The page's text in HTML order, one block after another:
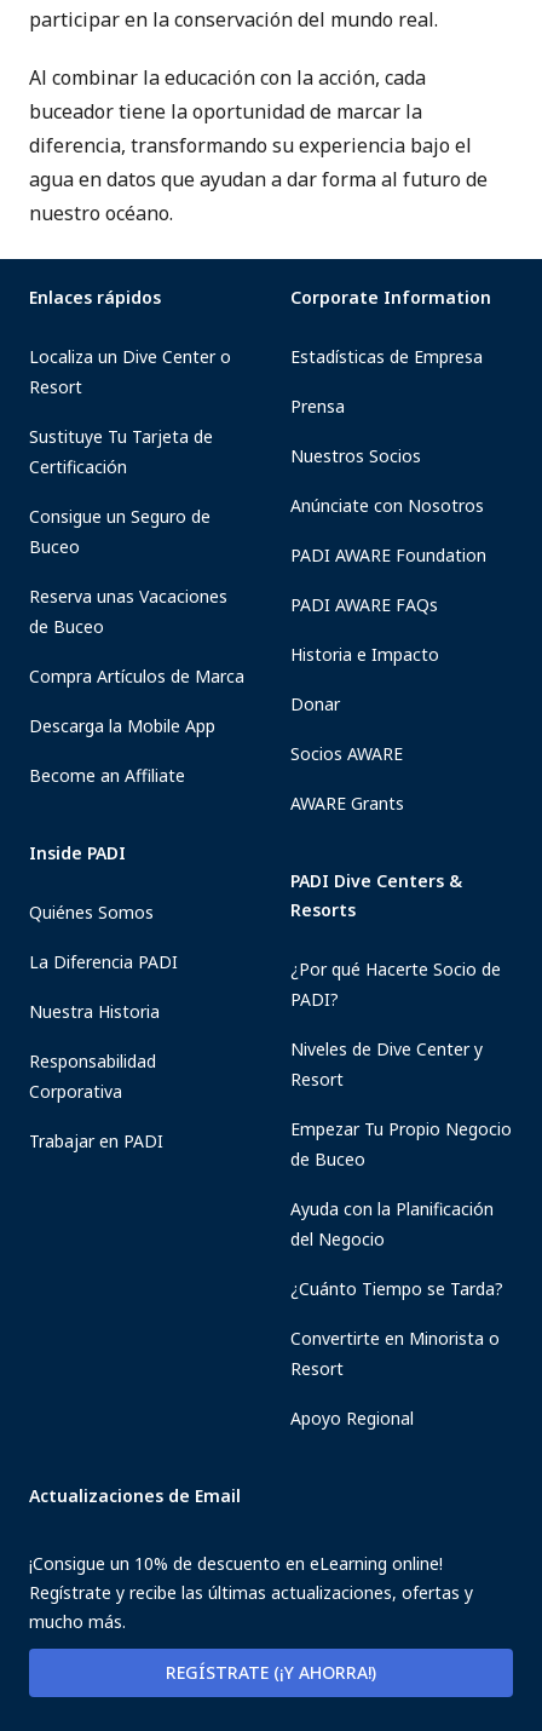
participar en la conservación del mundo real.
Al combinar la educación con la acción, cada
buceador tiene la oportunidad de marcar la
diferencia, transformando su experiencia bajo el
agua en datos que ayudan a dar forma al futuro de
nuestro océano.
Enlaces rápidos
Localiza un Dive Center o
Resort
Sustituye Tu Tarjeta de
Certificación
Consigue un Seguro de
Buceo
Reserva unas Vacaciones
de Buceo
Compra Artículos de Marca
Descarga la Mobile App
Become an Affiliate
Inside PADI
Quiénes Somos
La Diferencia PADI
Nuestra Historia
Responsabilidad
Corporativa
Trabajar en PADI
Corporate Information
Estadísticas de Empresa
Prensa
Nuestros Socios
Anúnciate con Nosotros
PADI AWARE Foundation
PADI AWARE FAQs
Historia e Impacto
Donar
Socios AWARE
AWARE Grants
PADI Dive Centers &
Resorts
¿Por qué Hacerte Socio de
PADI?
Niveles de Dive Center y
Resort
Empezar Tu Propio Negocio
de Buceo
Ayuda con la Planificación
del Negocio
¿Cuánto Tiempo se Tarda?
Convertirte en Minorista o
Resort
Apoyo Regional
Actualizaciones de Email
¡Consigue un 10% de descuento en eLearning online!
Regístrate y recibe las últimas actualizaciones, ofertas y
mucho más.
REGÍSTRATE (¡Y AHORRA!)